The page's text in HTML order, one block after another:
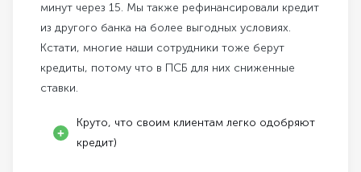
минут через 15. Мы также рефинансировали кредит
из другого банка на более выгодных условиях.
Кстати, многие наши сотрудники тоже берут
кредиты, потому что в ПСБ для них сниженные
ставки.
Круто, что своим клиентам легко одобряют
кредит)